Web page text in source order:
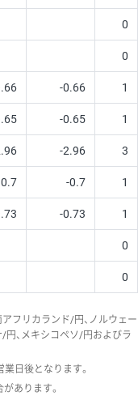
0
0
-0.66 1
-0.65 1
-2.96 3
0.7 -0.7 1
-0.73 1
0
0
フリカランド/円、ノルウェー
円、メキシコペソ/円およびラ
日後となります。
あります。